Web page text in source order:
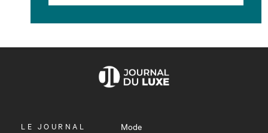
OUVRIR
LE JOURNAL
Mode